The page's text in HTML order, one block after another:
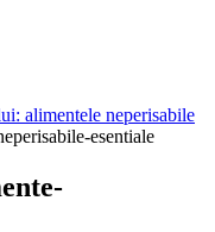
alimentele neperisabile
esentiale